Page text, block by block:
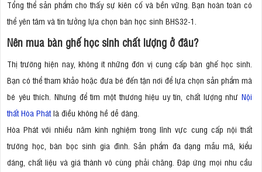
Tổng thể sản phẩm cho thấy sự kiên cố và bền vững. Bạn hoàn toàn có
thể yên tâm và tin tưởng lựa chọn bàn học sinh BHS32-1.
Nên mua bàn ghế học sinh chất lượng ở đâu?
Thị trường hiện nay, không ít những đơn vị cung cấp bàn ghế học sinh.
Bạn có thể tham khảo hoặc đưa bé đến tận nơi để lựa chọn sản phẩm mà
bé yêu thích. Nhưng để tìm một thương hiệu uy tín, chất lượng như Nội
thất Hòa Phátlà điều không hề dễ dàng.
Hòa Phát với nhiều năm kinh nghiệm trong lĩnh vực cung cấp nội thất
trường học, bàn bọc sinh gia đình. Sản phẩm đa dạng mẫu mã, kiểu
dáng, chất liệu và giá thành vô cùng phải chăng. Đáp ứng mọi nhu cầu